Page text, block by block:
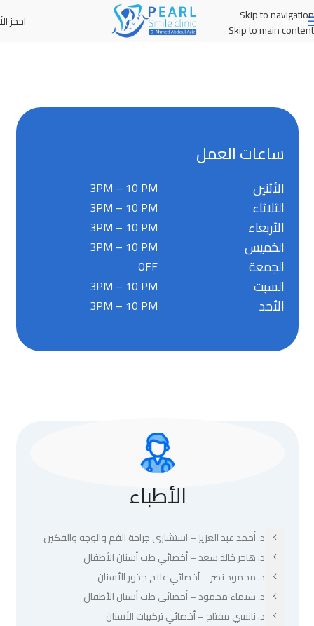
Skip to navigation
Skip to main content
MENU احجز
ساعات العمل
3PM – 10 PM الأثنين
3PM – 10 PM الثلاثاء
3PM – 10 PM الأربعاء
3PM – 10 PM الخميس
OFF الجمعة
3PM – 10 PM السبت
3PM – 10 PM الأحد
الأطباء
د. أحمد عبد العزيز – استشاري جراحة الفم والوجه والفكين
د. هاجر خالد سعد – أخصائي طب أسنان الأطفال
د. محمود نصر – أخصائي علاج جذور الأسنان
د. شيماء محمود – أخصائي طب أسنان الأطفال
د. نانسي مفتاح – أخصائي تركيبات الأسنان